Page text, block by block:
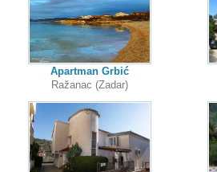
Apartman Grbić
Ražanac (Zadar)